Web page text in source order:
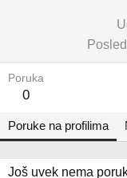
Poruka
0
Poruke na profilima
Još uvek nema